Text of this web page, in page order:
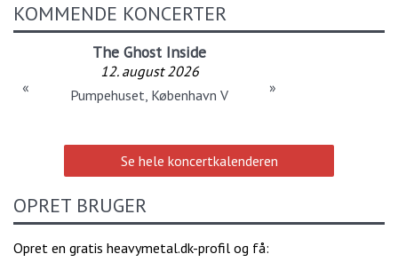
KOMMENDE KONCERTER
The Ghost Inside
12. august 2026
Pumpehuset, København V
« »
Se hele koncertkalenderen
OPRET BRUGER
Opret en gratis heavymetal.dk-profil og få: